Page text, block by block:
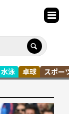
水泳 卓球 スポー